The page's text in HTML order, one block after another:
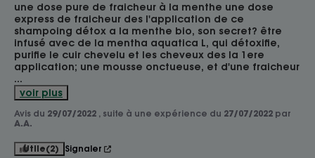
une dose pure de fraicheur à la menthe une dose
express de fraicheur des l'application de ce
shampoing détox a la menthe bio, son secret? être
infusé avec de la mentha aquatica L, qui détoxifie,
purifie le cuir chevelu et les cheveux des la 1ere
...
voir plus
Avis du 29/07/2022 , suite à une expérience du 27/07/2022 par
A.A.
Utile(2) Signaler